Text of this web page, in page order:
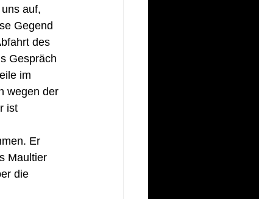
auf,
Gegend
des
Gespräch
im
wegen der
ist
Er
Maultier
die